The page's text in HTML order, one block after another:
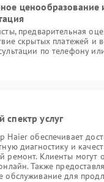
ценообразование
предварительная
скрытых платежей и
по телефону
спектр услуг
Haier обеспечивает
диагностику и
ремонт. Клиенты могут
Также
обслуживание для